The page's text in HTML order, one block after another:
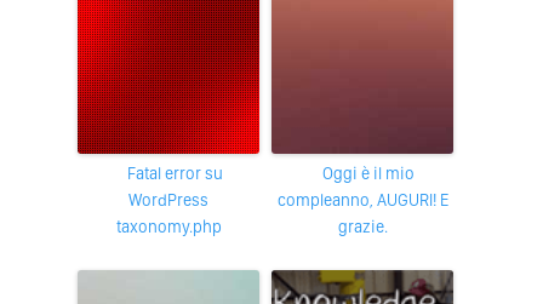
Fatal error su
WordPress
taxonomy.php
Oggi è il mio
compleanno, AUGURI! E
grazie.